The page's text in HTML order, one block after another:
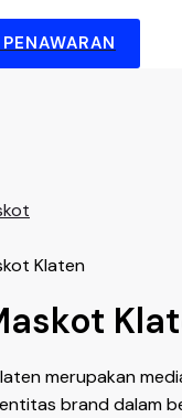
Klaten
merupakan
brand dalam